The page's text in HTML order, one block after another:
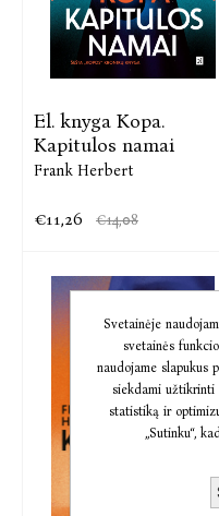
El. knyga Kopa.
Kapitulos namai
Frank Herbert
€11,26 €14,08
Svetainėje
svetainės
naudojame slapukus
siekdami užtikrinti
statistiką ir
„Sutinku“,